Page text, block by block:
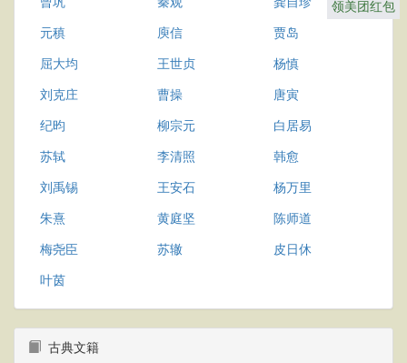
元稹
庾信
贾岛
屈大均
王世贞
杨慎
刘克庄
曹操
唐寅
纪昀
柳宗元
白居易
苏轼
李清照
韩愈
刘禹锡
王安石
杨万里
朱熹
黄庭坚
陈师道
梅尧臣
苏辙
皮日休
叶茵
古典文籍
领美团红包